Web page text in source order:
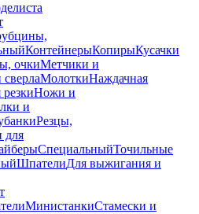
КонтейнерыКопирыКусачки
очкиМетчики и
МолоткиНаждачная
Ножи и
и
Резцы,
для
СпециальныйТочильные
ШпателиДля выжигания и
МинистанкиСтамески и